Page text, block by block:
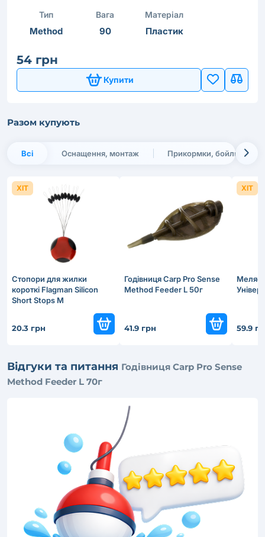
Тип
Method
Вага
90
Матеріал
Пластик
54 грн
Купити
Разом купують
Всі Оснащення, монтаж Прикормки, бойли,
ХІТ
Стопори для жилки
короткі Flagman Silicon
Short Stops M
20.3 грн
Годівниця Carp Pro Sense
Method Feeder L 50г
41.9 грн
ХІТ
59.9
Відгуки та питання Годівниця Carp Pro Sense
Method Feeder L 70г